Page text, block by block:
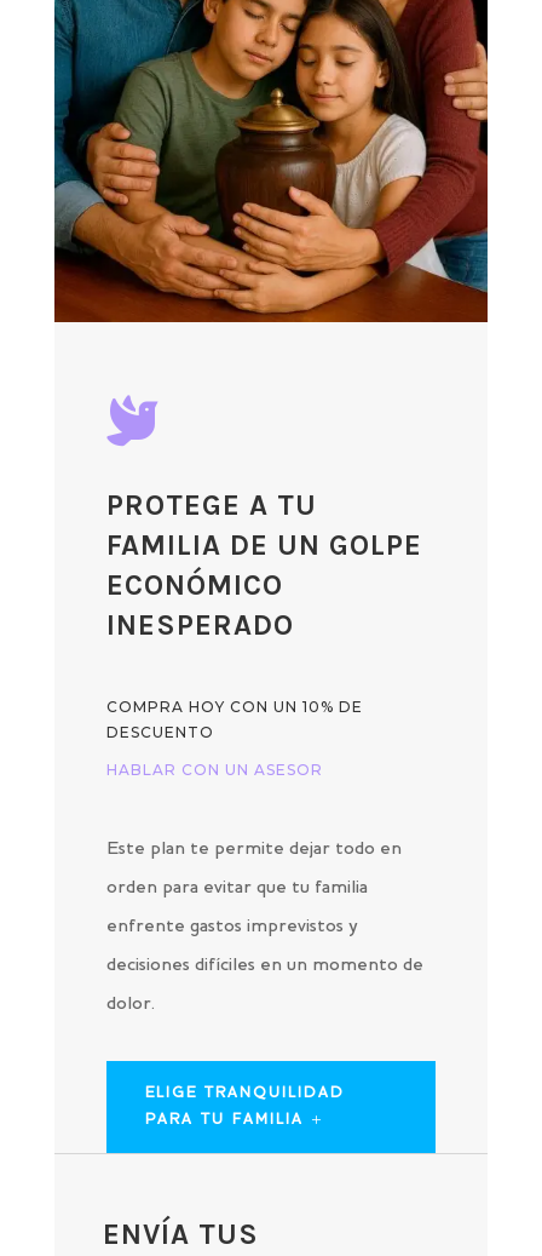

PROTEGE A TU
FAMILIA DE UN GOLPE
ECONÓMICO
INESPERADO
COMPRA HOY CON UN 10% DE
DESCUENTO
HABLAR CON UN ASESOR
Este plan te permite dejar todo en
orden para evitar que tu familia
enfrente gastos imprevistos y
decisiones difíciles en un momento de
dolor.
ELIGE TRANQUILIDAD
PARA TU FAMILIA
ENVÍA TUS